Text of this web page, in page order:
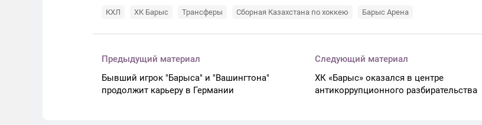
КХЛ ХК Барыс Трансферы Сборная Казахстана по хоккею Барыс Арена
Предыдущий материал
Бывший игрок "Барыса" и "Вашингтона"
продолжит карьеру в Германии
Следующий материал
ХК «Барыс» оказался в центре
антикоррупционного разбирательства